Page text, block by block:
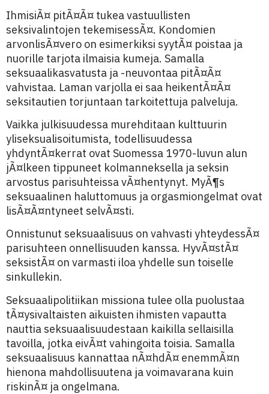
IhmisiÃ¤ pitÃ¤Ã¤ tukea vastuullisten
seksivalintojen tekemisessÃ¤. Kondomien
arvonlisÃ¤vero on esimerkiksi syytÃ¤ poistaa ja
nuorille tarjota ilmaisia kumeja. Samalla
seksuaalikasvatusta ja -neuvontaa pitÃ¤Ã¤
vahvistaa. Laman varjolla ei saa heikentÃ¤Ã¤
seksitautien torjuntaan tarkoitettuja palveluja.
Vaikka julkisuudessa murehditaan kulttuurin
yliseksualisoitumista, todellisuudessa
yhdyntÃ¤kerrat ovat Suomessa 1970-luvun alun
jÃ¤lkeen tippuneet kolmanneksella ja seksin
arvostus parisuhteissa vÃ¤hentynyt. MyÃ¶s
seksuaalinen haluttomuus ja orgasmiongelmat ovat
lisÃ¤Ã¤ntyneet selvÃ¤sti.
Onnistunut seksuaalisuus on vahvasti yhteydessÃ¤
parisuhteen onnellisuuden kanssa. HyvÃ¤stÃ¤
seksistÃ¤ on varmasti iloa yhdelle sun toiselle
sinkullekin.
Seksuaalipolitiikan missiona tulee olla puolustaa
tÃ¤ysivaltaisten aikuisten ihmisten vapautta
nauttia seksuaalisuudestaan kaikilla sellaisilla
tavoilla, jotka eivÃ¤t vahingoita toisia. Samalla
seksuaalisuus kannattaa nÃ¤hdÃ¤ enemmÃ¤n
hienona mahdollisuutena ja voimavarana kuin
riskinÃ¤ ja ongelmana.